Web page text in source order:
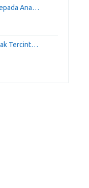
Ana…
Tercint…